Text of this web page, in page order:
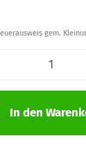
gem.
In den